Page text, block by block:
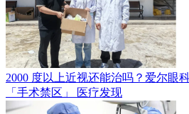
2000 度以上近视还能治吗？爱尔眼
「手术禁区」
医疗发现